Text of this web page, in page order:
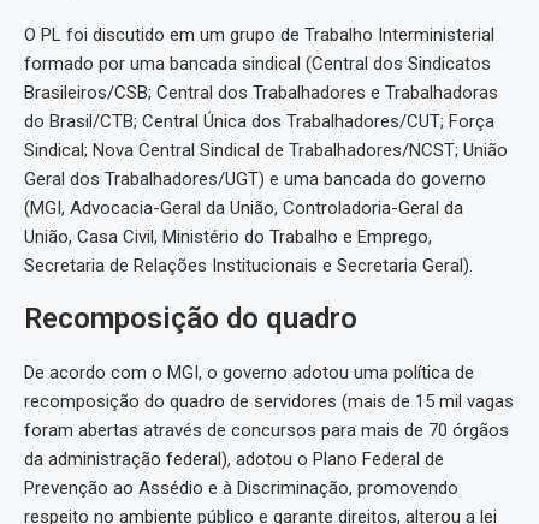
O PL foi discutido em um grupo de Trabalho Interministerial
formado por uma bancada sindical (Central dos Sindicatos
Brasileiros/CSB; Central dos Trabalhadores e Trabalhadoras
do Brasil/CTB; Central Única dos Trabalhadores/CUT; Força
Sindical; Nova Central Sindical de Trabalhadores/NCST; União
Geral dos Trabalhadores/UGT) e uma bancada do governo
(MGI, Advocacia-Geral da União, Controladoria-Geral da
União, Casa Civil, Ministério do Trabalho e Emprego,
Secretaria de Relações Institucionais e Secretaria Geral).
Recomposição do quadro
De acordo com o MGI, o governo adotou uma política de
recomposição do quadro de servidores (mais de 15 mil vagas
foram abertas através de concursos para mais de 70 órgãos
da administração federal), adotou o Plano Federal de
Prevenção ao Assédio e à Discriminação, promovendo
respeito no ambiente público e garante direitos, alterou a lei